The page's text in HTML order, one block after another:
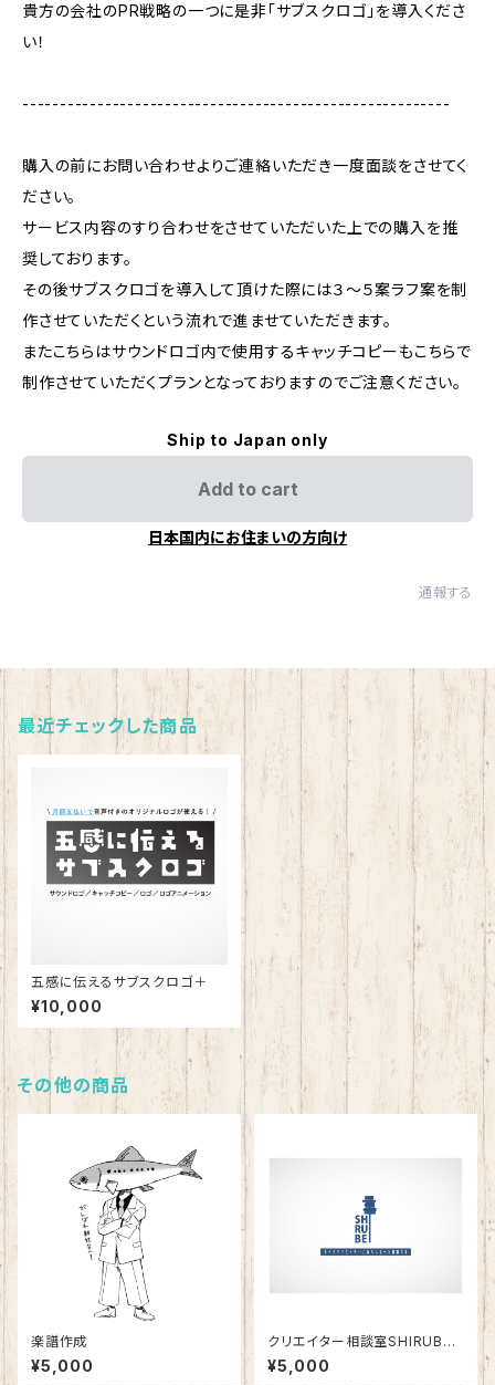
貴方の会社のPR戦略の一つに是非「サブスクロゴ」を導入くださ
い！
---------------------------------------------------------
購入の前にお問い合わせよりご連絡いただき一度面談をさせてく
ださい。
サービス内容のすり合わせをさせていただいた上での購入を推
奨しております。
その後サブスクロゴを導入して頂けた際には３～５案ラフ案を制
作させていただくという流れで進ませていただきます。
またこちらはサウンドロゴ内で使用するキャッチコピーもこちらで
制作させていただくプランとなっておりますのでご注意ください。
Ship to Japan only
Add to cart
日本国内にお住まいの方向け
通報する
最近チェックした商品
五感に伝えるサブスクロゴ＋
¥10,000
その他の商品
楽譜作成
¥5,000
クリエイター相談室SHIRUBE
(継続購入版)
¥5,000